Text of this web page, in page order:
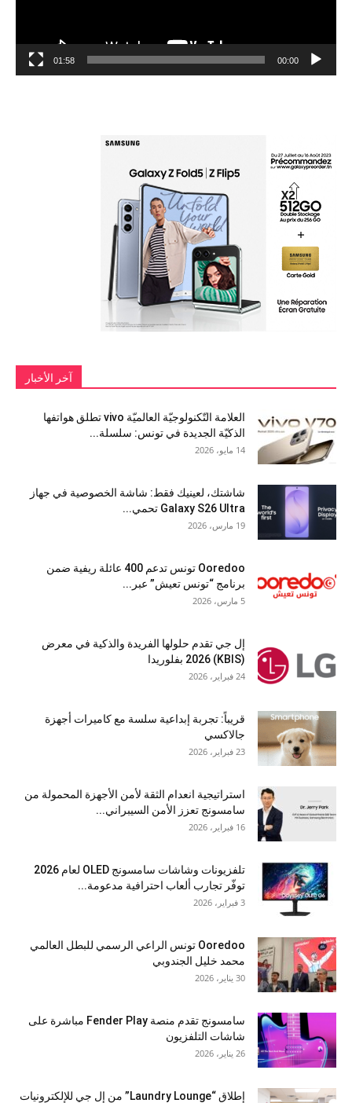
00:00
01:58
آخر الأخبار
العلامة التّكنولوجيّة العالميّة vivo تطلق هواتفها
الذكيّة الجديدة في تونس: سلسلة...
14 مايو، 2026
شاشتك، لعينيك فقط: شاشة الخصوصية في جهاز
Galaxy S26 Ultra تحمي...
19 مارس، 2026
Ooredoo تونس تدعم 400 عائلة ريفية ضمن
برنامج “تونس تعيش” عبر...
5 مارس، 2026
إل جي تقدم حلولها الفريدة والذكية في معرض
(KBIS) 2026 بفلوريدا
24 فبراير، 2026
قريباً: تجربة إبداعية سلسة مع كاميرات أجهزة
جالاكسي
23 فبراير، 2026
استراتيجية انعدام الثقة لأمن الأجهزة المحمولة من
سامسونج تعزز الأمن السيبراني...
16 فبراير، 2026
تلفزيونات وشاشات سامسونج OLED لعام 2026
توفّر تجارب ألعاب احترافية مدعومة...
3 فبراير، 2026
Ooredoo تونس الراعي الرسمي للبطل العالمي
محمد خليل الجندوبي
30 يناير، 2026
سامسونج تقدم منصة Fender Play مباشرة على
شاشات التلفزيون
26 يناير، 2026
إطلاق “Laundry Lounge” من إل جي للإلكترونيات